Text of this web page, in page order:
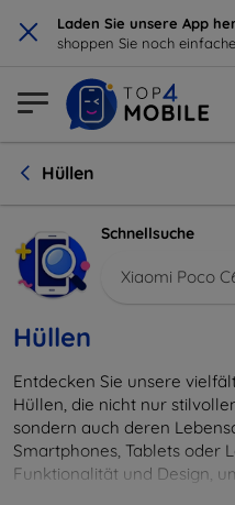
× Laden Sie unsere App
shoppen Sie noch
Hüllen
Schnellsuche
Xiaomi Poco
Hüllen
Entdecken Sie unsere
Hüllen, die nicht nur
sondern auch deren
Smartphones, Tablets oder
Funktionalität und Design,